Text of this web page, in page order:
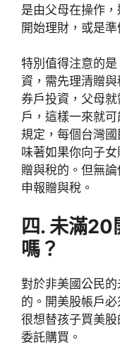
是由父母在操作
開始理財，或是準
特別值得注意的
資，需先理清贈
券戶投資，父母
戶，這樣一來就
規定，每個台灣
味著如果你向子
贈與稅的。但無
申報贈與稅。
四. 未滿20
嗎？
對於非美國公民
的。開美股帳戶
很想替孩子買美
委託購買。